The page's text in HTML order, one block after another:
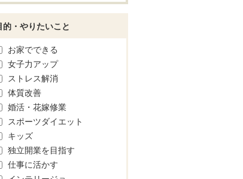
的・やりたいこと
お家でできる
女子力アップ
ストレス解消
体質改善
婚活・花嫁修業
スポーツダイエット
キッズ
独立開業を目指す
仕事に活かす